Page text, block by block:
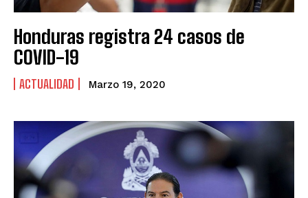
Honduras registra 24 casos de
COVID-19
ACTUALIDAD Marzo 19, 2020